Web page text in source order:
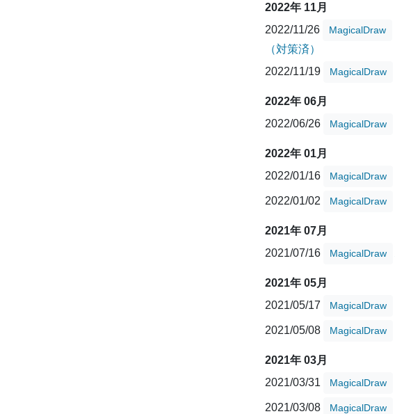
2022年 11月
2022/11/26
MagicalDraw
（対策済）
2022/11/19
MagicalDraw
2022年 06月
2022/06/26
MagicalDraw
2022年 01月
2022/01/16
MagicalDraw
2022/01/02 MagicalDraw
2021年 07月
2021/07/16
MagicalDraw
2021年 05月
2021/05/17
MagicalDraw
2021/05/08 MagicalDraw
2021年 03月
2021/03/31
MagicalDraw
2021/03/08 MagicalDraw